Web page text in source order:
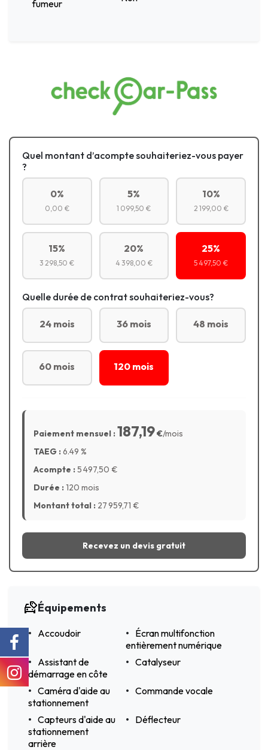
fumeur
Quel montant d’acompte souhaiteriez-vous payer
?
0%
0,00 €
5%
1 099,50 €
10%
2 199,00 €
15%
3 298,50 €
20%
4 398,00 €
25%
5 497,50 €
Quelle durée de contrat souhaiteriez-vous?
24 mois 36 mois 48 mois
60 mois 120 mois
Paiement mensuel :187,19€/mois
TAEG :6.49 %
Acompte :5 497,50 €
Durée :120 mois
Montant total : 27 959,71 €
Recevez un devis gratuit
Équipements
Accoudoir
Écran multifonction
entièrement numérique
Assistant de
démarrage en côte
Catalyseur
Caméra d'aide au
stationnement
Commande vocale
Capteurs d'aide au
stationnement
arrière
Déflecteur